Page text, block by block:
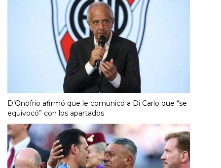
D’Onofrio afirmó que le comunicó a Di Carlo que “se
equivocó” con los apartados